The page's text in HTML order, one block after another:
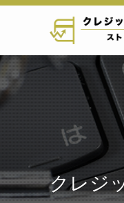
クレジ